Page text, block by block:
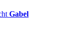
Gabel